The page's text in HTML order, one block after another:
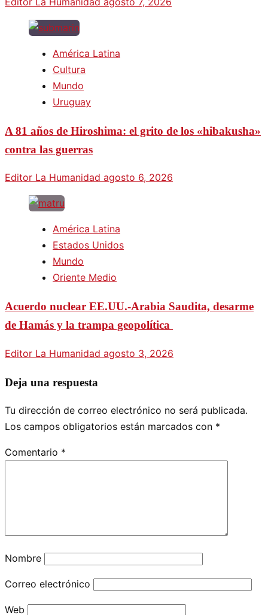
América Latina
Cultura
Mundo
Uruguay
A 81 años de Hiroshima: el grito de los «hibakusha»
contra las guerras
Editor La Humanidad agosto 6, 2026
América Latina
Estados Unidos
Mundo
Oriente Medio
Acuerdo nuclear EE.UU.-Arabia Saudita, desarme
de Hamás y la trampa geopolítica
Editor La Humanidad agosto 3, 2026
Deja una respuesta
Tu dirección de correo electrónico no será publicada.
Los campos obligatorios están marcados con *
Comentario *
Nombre
Correo electrónico
Web